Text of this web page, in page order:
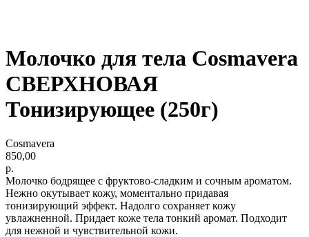
Молочко для тела Cosmavera
СВЕРХНОВАЯ
Тонизирующее (250г)
Cosmavera
850,00
р.
Молочко бодрящее с фруктово-сладким и сочным ароматом.
Нежно окутывает кожу, моментально придавая
тонизирующий эффект. Надолго сохраняет кожу
увлажненной. Придает коже тела тонкий аромат. Подходит
для нежной и чувствительной кожи.